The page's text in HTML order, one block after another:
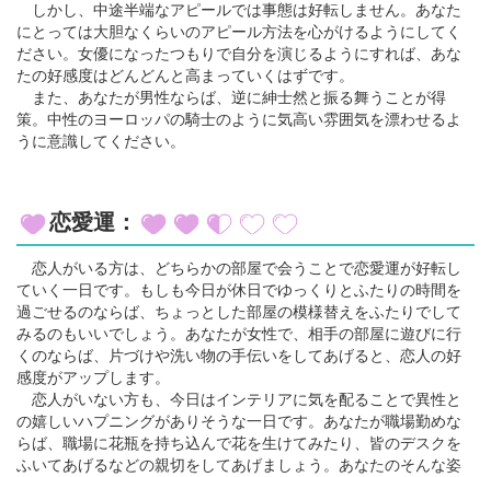
しかし、中途半端なアピールでは事態は好転しません。あなた
にとっては大胆なくらいのアピール方法を心がけるようにしてく
ださい。女優になったつもりで自分を演じるようにすれば、あな
たの好感度はどんどんと高まっていくはずです。
また、あなたが男性ならば、逆に紳士然と振る舞うことが得
策。中性のヨーロッパの騎士のように気高い雰囲気を漂わせるよ
うに意識してください。
恋愛運：
恋人がいる方は、どちらかの部屋で会うことで恋愛運が好転し
ていく一日です。もしも今日が休日でゆっくりとふたりの時間を
過ごせるのならば、ちょっとした部屋の模様替えをふたりでして
みるのもいいでしょう。あなたが女性で、相手の部屋に遊びに行
くのならば、片づけや洗い物の手伝いをしてあげると、恋人の好
感度がアップします。
恋人がいない方も、今日はインテリアに気を配ることで異性と
の嬉しいハプニングがありそうな一日です。あなたが職場勤めな
らば、職場に花瓶を持ち込んで花を生けてみたり、皆のデスクを
ふいてあげるなどの親切をしてあげましょう。あなたのそんな姿